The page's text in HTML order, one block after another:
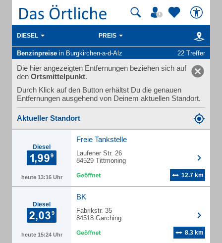
DIESEL PREIS
Benzinpreise in Burgkirchen-a-d-Alz 22 Treffer
Die hier angezeigten Entfernungen beziehen sich auf
den Ortsmittelpunkt.
Durch Klick auf den Button erhältst Du die genauen
Entfernungen ausgehend von Deinem aktuellen Standort.
Aktueller Standort
Diesel
heute 13:16 Uhr
Freie Tankstelle
Laufener Str. 26
84529 Tittmoning
12.7 km
Diesel
heute 15:24 Uhr
BK
Fabrikstr. 35
84518 Garching
8.3 km